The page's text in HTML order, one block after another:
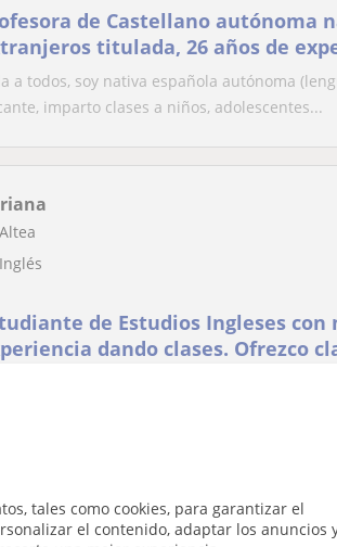
tales como cookies, para garantizar el
el contenido, adaptar los anuncios
de Castellano autónoma
titulada, 26 años de
de poesía)
a todos, soy nativa española autónoma
imparto clases a niños, adolescentes...
Altea
Inglés
de Estudios Ingleses con
dando clases. Ofrezco
clases de repaso y refuerzo de Inglés
Benidorm, L'alfàs Del Pi, Alt...